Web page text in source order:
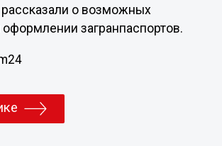
о возможных
загранпаспортов.